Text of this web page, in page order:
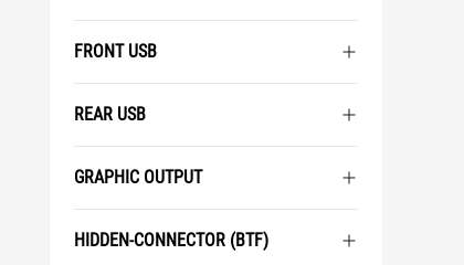
FRONT USB
REAR USB
GRAPHIC OUTPUT
HIDDEN-CONNECTOR (BTF)